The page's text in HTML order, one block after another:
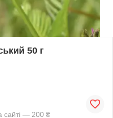
50 г
сайті — 200 ₴